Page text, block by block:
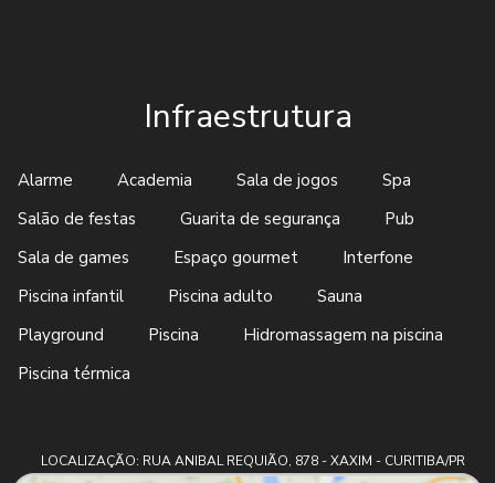
Infraestrutura
Alarme Academia Sala de jogos
Spa
Salão de festas
Guarita de segurança
Pub
Sala de games
Espaço gourmet
Interfone
Piscina infantil
Piscina adulto
Sauna
Playground
Piscina
Hidromassagem na piscina
Piscina térmica
LOCALIZAÇÃO: RUA ANIBAL REQUIÃO, 878 - XAXIM - CURITIBA/PR